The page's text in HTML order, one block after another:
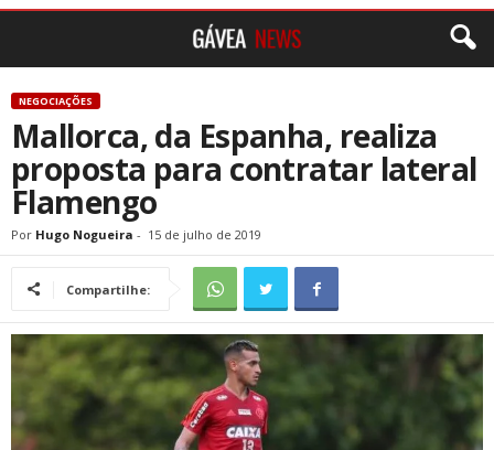
NEGOCIAÇÕES
Mallorca, da Espanha, realiza
proposta para contratar lateral
Flamengo
Por Hugo Nogueira - 15 de julho de 2019
Compartilhe: